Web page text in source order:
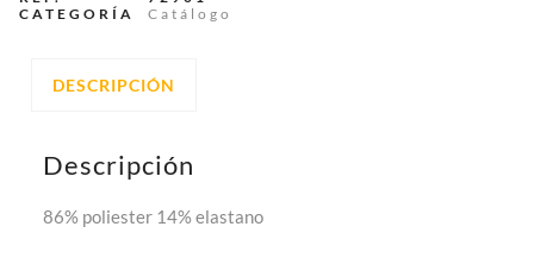
CATEGORÍA
Catálogo
DESCRIPCIÓN
Descripción
86% poliester 14% elastano